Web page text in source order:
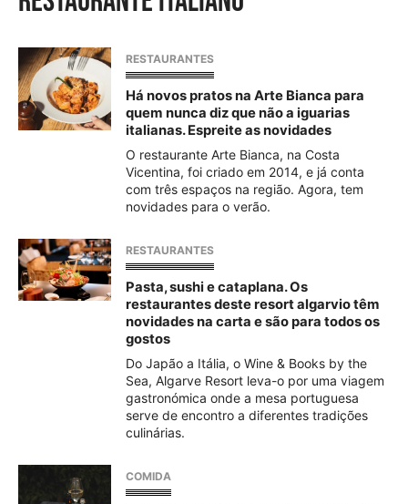
RESTAURANTES
Há novos pratos na Arte Bianca para
quem nunca diz que não a iguarias
italianas. Espreite as novidades
O restaurante Arte Bianca, na Costa
Vicentina, foi criado em 2014, e já conta
com três espaços na região. Agora, tem
novidades para o verão.
RESTAURANTES
Pasta, sushi e cataplana. Os
restaurantes deste resort algarvio têm
novidades na carta e são para todos os
gostos
Do Japão a Itália, o Wine & Books by the
Sea, Algarve Resort leva-o por uma viagem
gastronómica onde a mesa portuguesa
serve de encontro a diferentes tradições
culinárias.
COMIDA